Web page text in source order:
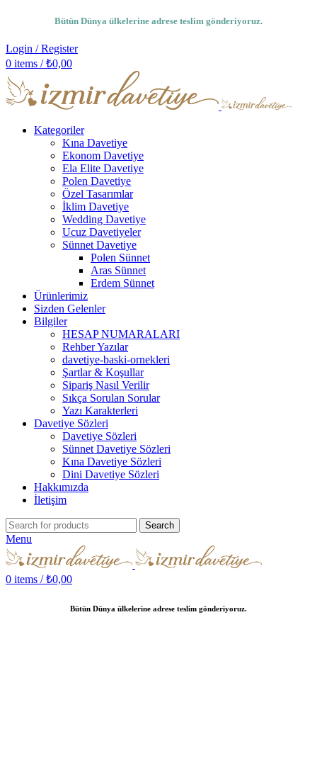
Bütün Dünya ülkelerine adrese teslim gönderiyoruz.
Login / Register
0 items / ₺0,00
Kategoriler
Kına Davetiye
Ekonom Davetiye
Ela Elite Davetiye
Polen Davetiye
Özel Tasarımlar
İklim Davetiye
Wedding Davetiye
Ucuz Davetiyeler
Sünnet Davetiye
Polen Sünnet
Aras Sünnet
Erdem Sünnet
Ürünlerimiz
Sizden Gelenler
Bilgiler
HESAP NUMARALARI
Rehber Yazılar
davetiye-baski-ornekleri
Şartlar & Koşullar
Sipariş Nasıl Verilir
Sıkça Sorulan Sorular
Yazı Karakterleri
Davetiye Sözleri
Davetiye Sözleri
Sünnet Davetiye Sözleri
Kına Davetiye Sözleri
Dini Davetiye Sözleri
Hakkımızda
İletişim
Search
Menu
0 items / ₺0,00
Bütün Dünya ülkelerine adrese teslim gönderiyoruz.